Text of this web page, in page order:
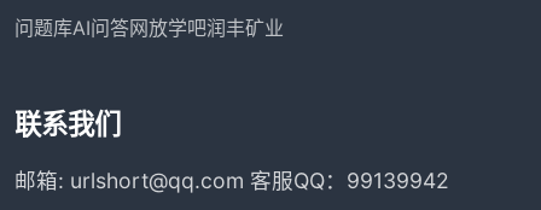
问题库AI问答网放学吧润丰矿业
联系我们
邮箱: urlshort@qq.com 客服QQ：99139942